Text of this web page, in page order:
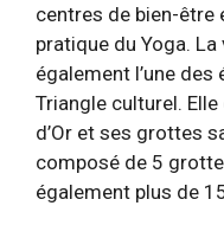
centres de bien-être
pratique du Yoga.
également l’une
Triangle culturel.
d’Or et ses grottes
composé de 5
également plus de